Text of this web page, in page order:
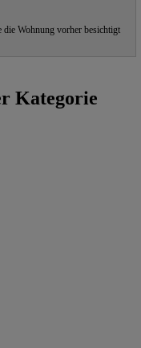
die Wohnung vorher besichtigt
Kategorie